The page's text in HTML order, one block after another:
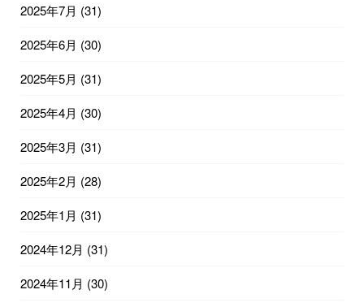
2025年7月 (31)
2025年6月 (30)
2025年5月 (31)
2025年4月 (30)
2025年3月 (31)
2025年2月 (28)
2025年1月 (31)
2024年12月 (31)
2024年11月 (30)